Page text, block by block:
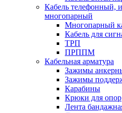
Кабель телефонный,
многопарный
Многопарный
Кабель для
ТРП
ПРППМ
Кабельная арматура
Зажимы
Зажимы
Карабины
Крюки для опор
Лента